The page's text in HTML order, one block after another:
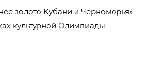
золото Кубани и Черноморья»
культурной Олимпиады